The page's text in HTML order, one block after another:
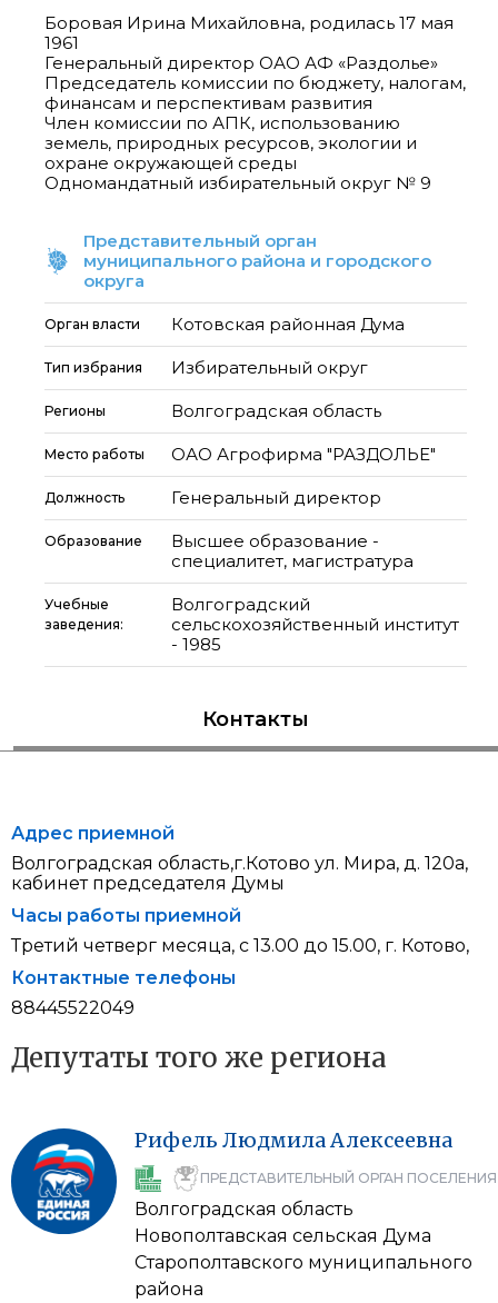
Боровая Ирина Михайловна, родилась 17 мая
1961
Генеральный директор ОАО АФ «Раздолье»
Председатель комиссии по бюджету, налогам,
финансам и перспективам развития
Член комиссии по АПК, использованию
земель, природных ресурсов, экологии и
охране окружающей среды
Представительный орган
муниципального района и городского
округа
Орган власти Котовская районная Дума
Тип избрания Избирательный округ
Регионы Волгоградская область
Место работы ОАО Агрофирма "РАЗДОЛЬЕ"
Должность Генеральный директор
Образование
Высшее образование -
специалитет, магистратура
Учебные
заведения:
Волгоградский
сельскохозяйственный институт
- 1985
Контакты
Адрес приемной
Волгоградская область,г.Котово ул. Мира, д. 120а,
кабинет председателя Думы
Часы работы приемной
Третий четверг месяца, с 13.00 до 15.00, г. Котово,
Контактные телефоны
88445522049
Депутаты того же региона
Рифель ЛюдмилаАлексеевна
ПРЕДСТАВИТЕЛЬНЫЙ ОРГАН ПОСЕЛЕНИЯ
Волгоградская область
Новополтавская сельская Дума
Старополтавского муниципального
района